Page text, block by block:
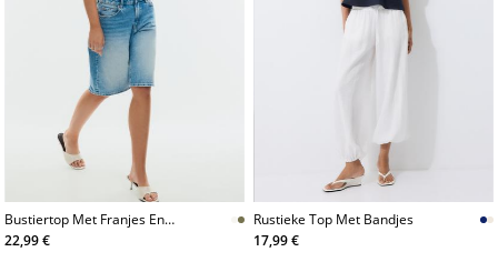
Bustiertop Met Franjes En
Borduursel
22,99 €
Rustieke Top Met Bandjes
17,99 €